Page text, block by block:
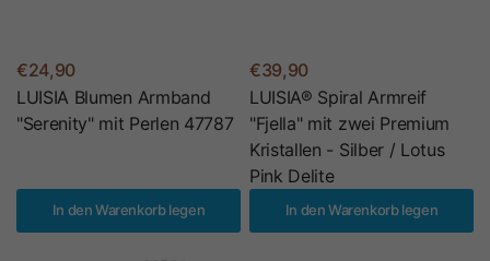
€24,90
LUISIA Blumen Armband
"Serenity" mit Perlen 47787
In den Warenkorb legen
€39,90
LUISIA® Spiral Armreif
"Fjella" mit zwei Premium
Kristallen - Silber / Lotus
Pink Delite
In den Warenkorb legen